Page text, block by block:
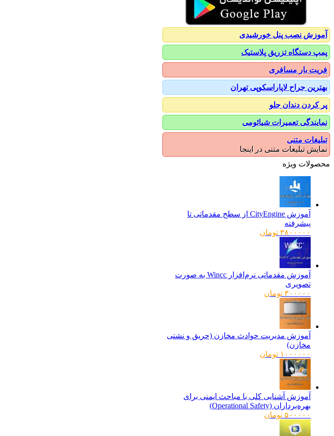
آموزش نصب پنل خورشیدی
پمپ دستگاه تزریق پلاستیک
فریت بار مسافری
بهترین جراح لاپاراسکوپی تهران
پر کردن دندان جلو
نمایندگی تعمیرات شیائومی
تبلیغات متنی
نمایش تبلیغات متنی در اینجا
محصولات ویژه
آموزش CityEngine از سطح مقدماتی تا
پیشرفته
۳۸۰۰۰۰۰ تومان
آموزش مقدماتی نرم‌افزار Wincc به صورت
تصویری
۳۰۰۰۰۰ تومان
آموزش مدیریت حوادث مخازن (حریق و نشتی
مخازن)
۱۰۰۰۰۰۰ تومان
آموزش آشنایی کلی با مباحث ایمنی برای
بهره‌برداران (Operational Safety)
۵۰۰۰۰۰ تومان